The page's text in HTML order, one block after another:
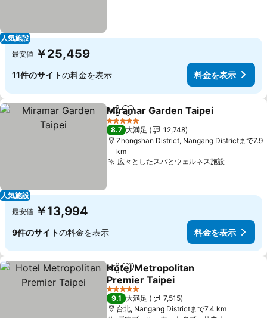
人気施設
最安値 ￥25,459
11件のサイトの料金を表示 料金を表示
人気施設
シェアお気に入りに追加
Miramar Garden Taipei
5 ホテルのランク
8.7 大満足
12,748
Zhongshan District, Nangang Districtまで7.9
km
広々としたスパとウェルネス施設料金を表
最安値 ￥13,994
9件のサイトの料金を表示 料金を表示
シェアお気に入りに追加
Hotel Metropolitan
Premier Taipei
料金を表示
5 ホテルのランク
9.1 大満足
7,515
台北, Nangang Districtまで7.4 km